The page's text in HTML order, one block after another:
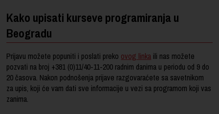
Kako upisati kurseve programiranja u
Beogradu
Prijavu možete popuniti i poslati preko ovog linka ili nas možete
pozvati na broj +381 (0)11/40-11-200 radnim danima u periodu od 9 do
20 časova. Nakon podnošenja prijave razgovaraćete sa savetnikom
za upis, koji će vam dati sve informacije u vezi sa programom koji vas
zanima.